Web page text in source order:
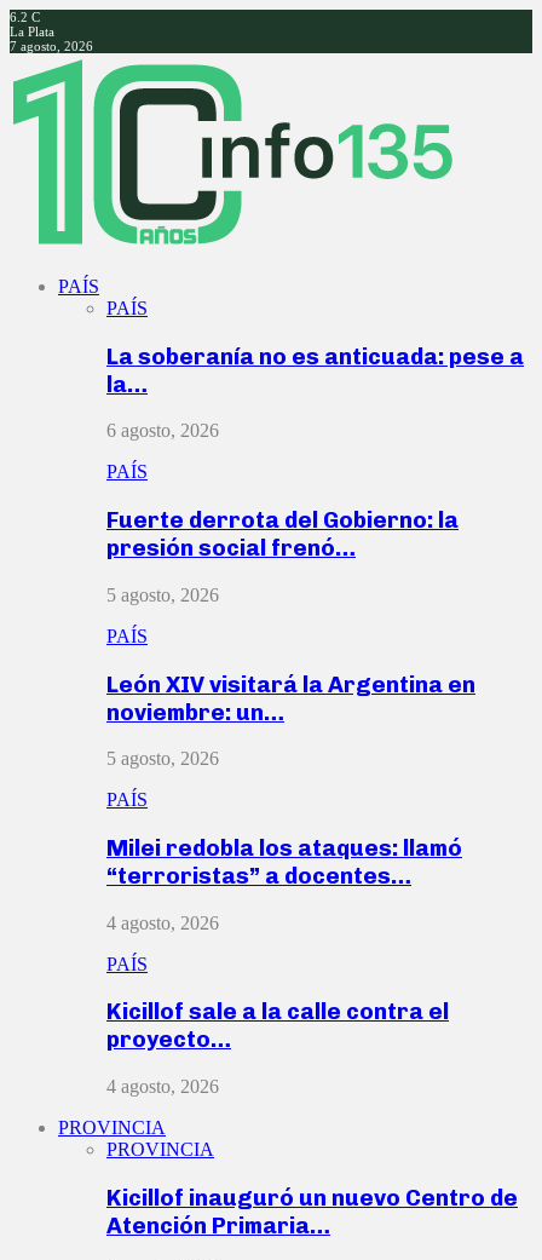
6.2 C
La Plata
7 agosto, 2026
Facebook
Twitter
Instagram
Youtube
PAÍS
PAÍS
La soberanía no es anticuada: pese a
la…
6 agosto, 2026
PAÍS
Fuerte derrota del Gobierno: la
presión social frenó…
5 agosto, 2026
PAÍS
León XIV visitará la Argentina en
noviembre: un…
5 agosto, 2026
PAÍS
Milei redobla los ataques: llamó
“terroristas” a docentes…
4 agosto, 2026
PAÍS
Kicillof sale a la calle contra el
proyecto…
4 agosto, 2026
PROVINCIA
PROVINCIA
Kicillof inauguró un nuevo Centro de
Atención Primaria…